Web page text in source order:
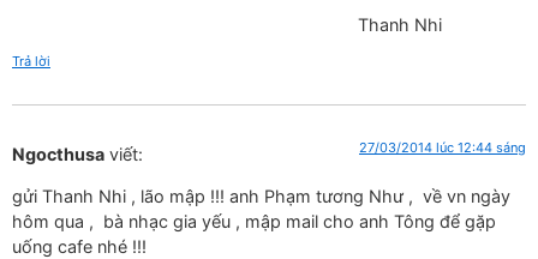
Thanh Nhi
Trả lời
Ngocthusa viết: 27/03/2014 lúc 12:44 sáng
gửi Thanh Nhi , lão mập !!! anh Phạm tương Như , về vn ngày
hôm qua , bà nhạc gia yếu , mập mail cho anh Tông để gặp
uống cafe nhé !!!